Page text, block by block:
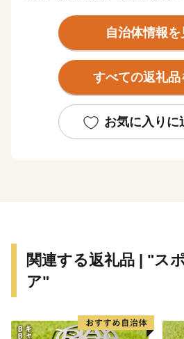
文化をまちの誇りに、「東京の
ています。
今後も、「東京のふるさと」と
きるよう取り組んでまいります
自治体情報を
すべての返礼品
お気に入りに
関連する返礼品 | "ス
ア"